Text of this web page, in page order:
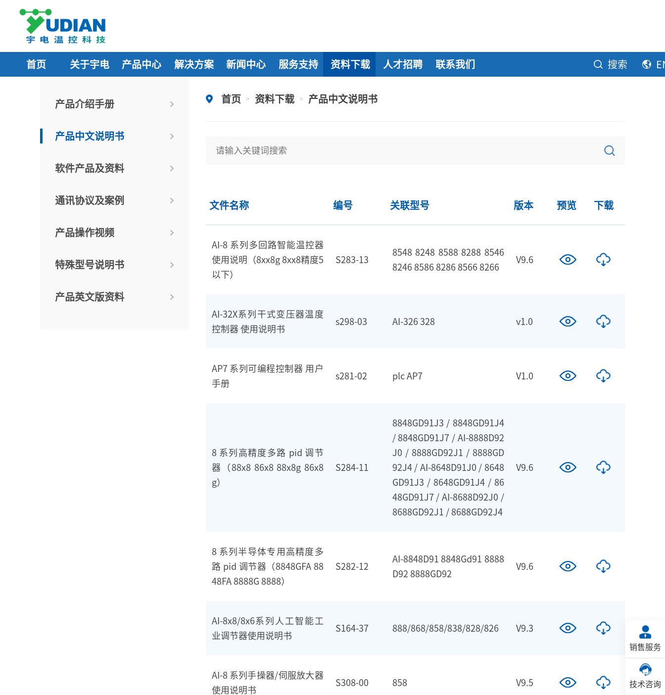
首页 关于宇电 产品中心 解决方案 新闻中心 服务支持 资料下载 人才招聘 联系我们 搜索
产品介绍手册
产品中文说明书
软件产品及资料
通讯协议及案例
产品操作视频
特殊型号说明书
产品英文版资料
首页 > 资料下载 > 产品中文说明书
文件名称 编号 关联型号 版本 预览 下载
AI-8 系列多回路智能温控器
使用说明（8xx8g 8xx8精度5
以下）
S283-13
8548 8248 8588 8288 8546
8246 8586 8286 8566 8266
V9.6
AI-32X系列干式变压器温度
控制器 使用说明书
s298-03 AI-326 328 v1.0
AP7 系列可编程控制器 用户
手册
s281-02 plc AP7 V1.0
8 系列高精度多路 pid 调节
器（88x8 86x8 88x8g 86x8
g）
S284-11
8848GD91J3 / 8848GD91J4
/ 8848GD91J7 / AI-8888D92
J0 / 8888GD92J1 / 8888GD
92J4 / AI-8648D91J0 / 8648
GD91J3 / 8648GD91J4 / 86
48GD91J7 / AI-8688D92J0 /
8688GD92J1 / 8688GD92J4
V9.6
8 系列半导体专用高精度多
路 pid 调节器（8848GFA 88
48FA 8888G 8888）
S282-12
AI-8848D91 8848Gd91 8888
D92 8888GD92
V9.6
AI-8x8/8x6系列人工智能工
业调节器使用说明书
S164-37 888/868/858/838/828/826 V9.3
AI-8 系列手操器/伺服放大器
使用说明书
S308-00 858 V9.5
销售服务
技术咨询